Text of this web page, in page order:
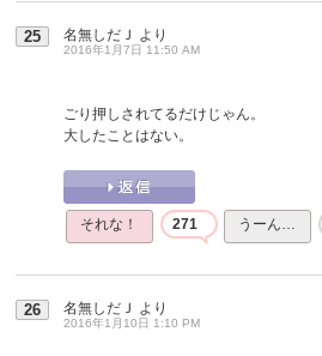
25 名無しだＪ より
2016年1月7日 11:50 AM
ごり押しされてるだけじゃん。
大したことはない。
それな！ 271 うーん…
26 名無しだＪ より
2016年1月10日 1:10 PM